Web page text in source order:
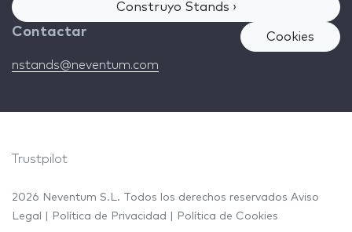
Construyo Stands ›
Contactar
nstands@neventum.com
Cookies
Trustpilot
2026 Neventum S.L. Todos los derechos reservados Aviso
Legal
Política de Privacidad Política de Cookies